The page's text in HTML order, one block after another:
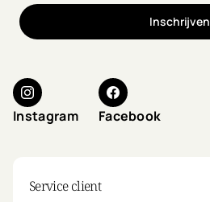
Inschrijven
Instagram Facebook
Service client